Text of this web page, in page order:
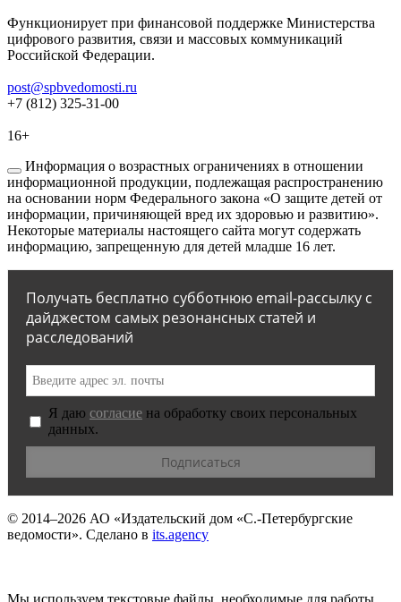
Функционирует при финансовой поддержке Министерства
цифрового развития, связи и массовых коммуникаций
Российской Федерации.
post@spbvedomosti.ru
+7 (812) 325-31-00
16+
Информация о возрастных ограничениях в отношении
информационной продукции, подлежащая распространению
на основании норм Федерального закона «О защите детей от
информации, причиняющей вред их здоровью и развитию».
Некоторые материалы настоящего сайта могут содержать
информацию, запрещенную для детей младше 16 лет.
Получать бесплатно субботнюю email-рассылку с
дайджестом самых резонансных статей и
расследований
Я даю согласие на обработку своих персональных
данных.
© 2014–2026 АО «Издательский дом «С.-Петербургские
ведомости». Сделано в its.agency
Мы используем текстовые файлы, необходимые для работы